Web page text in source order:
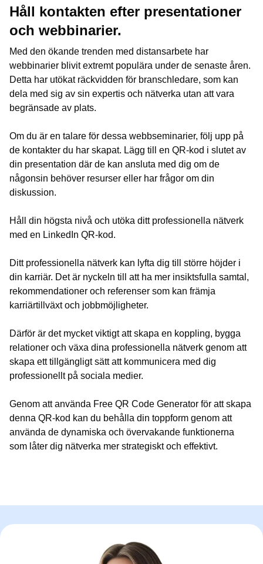
Håll kontakten efter presentationer
och webbinarier.
Med den ökande trenden med distansarbete har
webbinarier blivit extremt populära under de senaste åren.
Detta har utökat räckvidden för branschledare, som kan
dela med sig av sin expertis och nätverka utan att vara
begränsade av plats.
Om du är en talare för dessa webbseminarier, följ upp på
de kontakter du har skapat. Lägg till en QR-kod i slutet av
din presentation där de kan ansluta med dig om de
någonsin behöver resurser eller har frågor om din
diskussion.
Håll din högsta nivå och utöka ditt professionella nätverk
med en LinkedIn QR-kod.
Ditt professionella nätverk kan lyfta dig till större höjder i
din karriär. Det är nyckeln till att ha mer insiktsfulla samtal,
rekommendationer och referenser som kan främja
karriärtillväxt och jobbmöjligheter.
Därför är det mycket viktigt att skapa en koppling, bygga
relationer och växa dina professionella nätverk genom att
skapa ett tillgängligt sätt att kommunicera med dig
professionellt på sociala medier.
Genom att använda Free QR Code Generator för att skapa
denna QR-kod kan du behålla din toppform genom att
använda de dynamiska och övervakande funktionerna
som låter dig nätverka mer strategiskt och effektivt.